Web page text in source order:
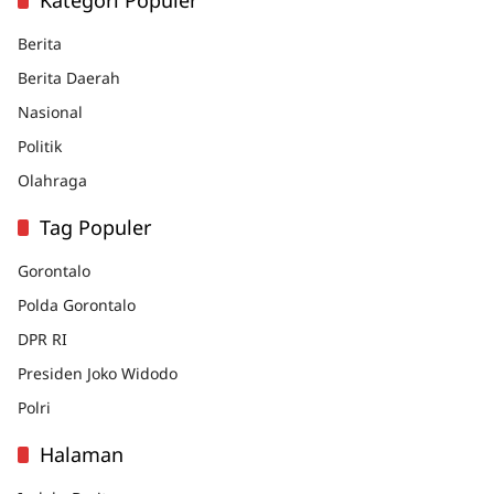
Berita
Berita Daerah
Nasional
Politik
Olahraga
Tag Populer
Gorontalo
Polda Gorontalo
DPR RI
Presiden Joko Widodo
Polri
Halaman